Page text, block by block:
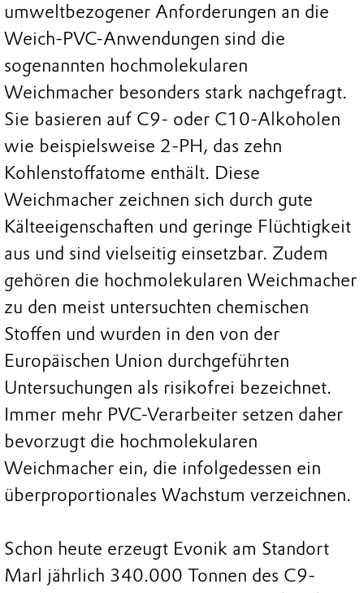
umweltbezogener Anforderungen an die
Weich-PVC-Anwendungen sind die
sogenannten hochmolekularen
Weichmacher besonders stark nachgefragt.
Sie basieren auf C9- oder C10-Alkoholen
wie beispielsweise 2-PH, das zehn
Kohlenstoffatome enthält. Diese
Weichmacher zeichnen sich durch gute
Kälteeigenschaften und geringe Flüchtigkeit
aus und sind vielseitig einsetzbar. Zudem
gehören die hochmolekularen Weichmacher
zu den meist untersuchten chemischen
Stoffen und wurden in den von der
Europäischen Union durchgeführten
Untersuchungen als risikofrei bezeichnet.
Immer mehr PVC-Verarbeiter setzen daher
bevorzugt die hochmolekularen
Weichmacher ein, die infolgedessen ein
überproportionales Wachstum verzeichnen.
Schon heute erzeugt Evonik am Standort
Marl jährlich 340.000 Tonnen des C9-